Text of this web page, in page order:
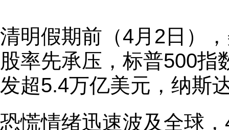
清明假期前（4月2日）
股率先承压，标普500指
发超5.4万亿美元，纳斯
恐慌情绪迅速波及全球